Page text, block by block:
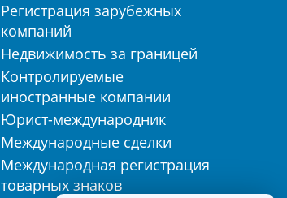
Регистрация зарубежных
компаний
Недвижимость за границей
Контролируемые
иностранные компании
Юрист-международник
Международные сделки
Международная регистрация
товарных знаков